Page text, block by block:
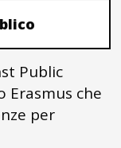
Public
Erasmus che
per